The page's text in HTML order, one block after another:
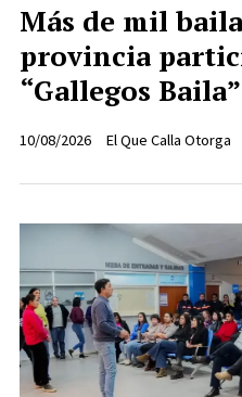
Más de mil
provincia
“Gallegos Baila”
El Que Calla Otorga
10/08/2026